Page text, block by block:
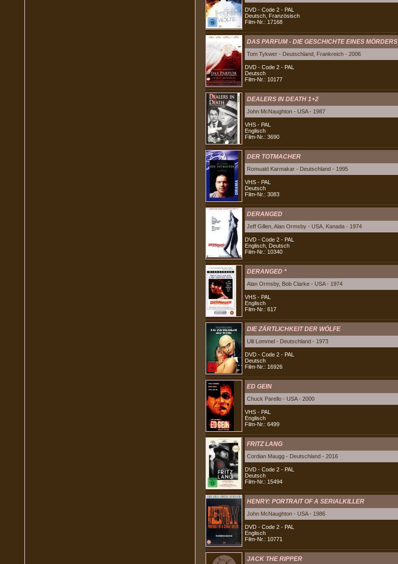
DVD - Code 2 - PAL
Deutsch, Französisch
Film-Nr.: 17168
DAS PARFUM - DIE GESCHICHTE EINES MÖRDERS
Tom Tykwer - Deutschland, Frankreich - 2006
DVD - Code 2 - PAL
Deutsch
Film-Nr.: 10177
DEALERS IN DEATH 1+2
John McNaughton - USA - 1987
VHS - PAL
Englisch
Film-Nr.: 3690
DER TOTMACHER
Romuald Karmakar - Deutschland - 1995
VHS - PAL
Deutsch
Film-Nr.: 3083
DERANGED
Jeff Gillen, Alan Ormsby - USA, Kanada - 1974
DVD - Code 2 - PAL
Englisch, Deutsch
Film-Nr.: 10340
DERANGED *
Alan Ormsby, Bob Clarke - USA - 1974
VHS - PAL
Englisch
Film-Nr.: 617
DIE ZÄRTLICHKEIT DER WÖLFE
Ulli Lommel - Deutschland - 1973
DVD - Code 2 - PAL
Deutsch
Film-Nr.: 16926
ED GEIN
Chuck Parello - USA - 2000
VHS - PAL
Englisch
Film-Nr.: 6499
FRITZ LANG
Cordian Maugg - Deutschland - 2016
DVD - Code 2 - PAL
Deutsch
Film-Nr.: 15494
HENRY: PORTRAIT OF A SERIALKILLER
John McNaughton - USA - 1986
DVD - Code 2 - PAL
Englisch
Film-Nr.: 10771
JACK THE RIPPER